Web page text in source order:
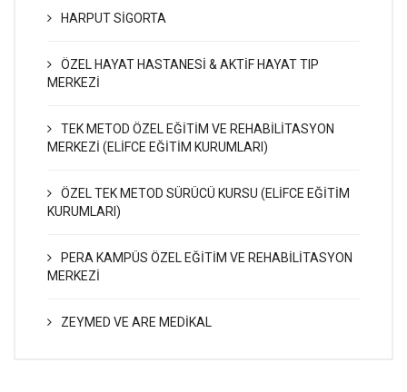
HARPUT SİGORTA
ÖZEL HAYAT HASTANESİ & AKTİF HAYAT TIP
MERKEZİ
TEK METOD ÖZEL EĞİTİM VE REHABİLİTASYON
MERKEZİ (ELİFCE EĞİTİM KURUMLARI)
ÖZEL TEK METOD SÜRÜCÜ KURSU (ELİFCE EĞİTİM
KURUMLARI)
PERA KAMPÜS ÖZEL EĞİTİM VE REHABİLİTASYON
MERKEZİ
ZEYMED VE ARE MEDİKAL